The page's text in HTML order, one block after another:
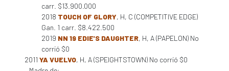
carr. $13.900.000
2018 TOUCH OF GLORY, H, C (COMPETITIVE EDGE)
Gan. 1 carr. $8.422.500
2019 NN 19 EDIE'S DAUGHTER, H, A (PAPELON) No
corrió $0
2011 YA VUELVO, H, A (SPEIGHTSTOWN) No corrió $0